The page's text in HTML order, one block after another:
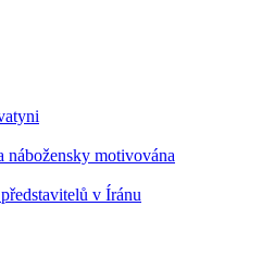
nábožensky motivována
v Íránu